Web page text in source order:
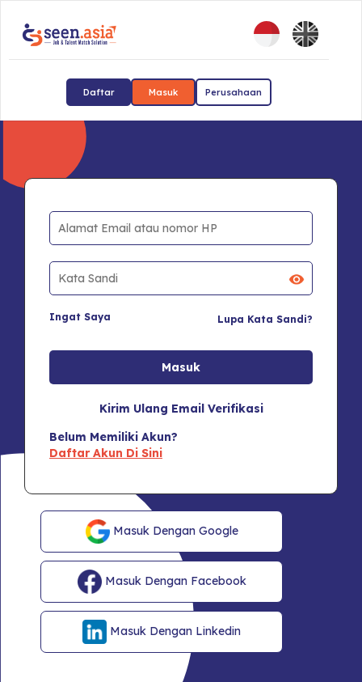
Daftar Masuk Perusahaan
Ingat Saya Lupa Kata Sandi?
Kirim Ulang Email Verifikasi
Belum Memiliki Akun?
Daftar Akun Di Sini
Masuk Dengan Google
Masuk Dengan Facebook
Masuk Dengan Linkedin